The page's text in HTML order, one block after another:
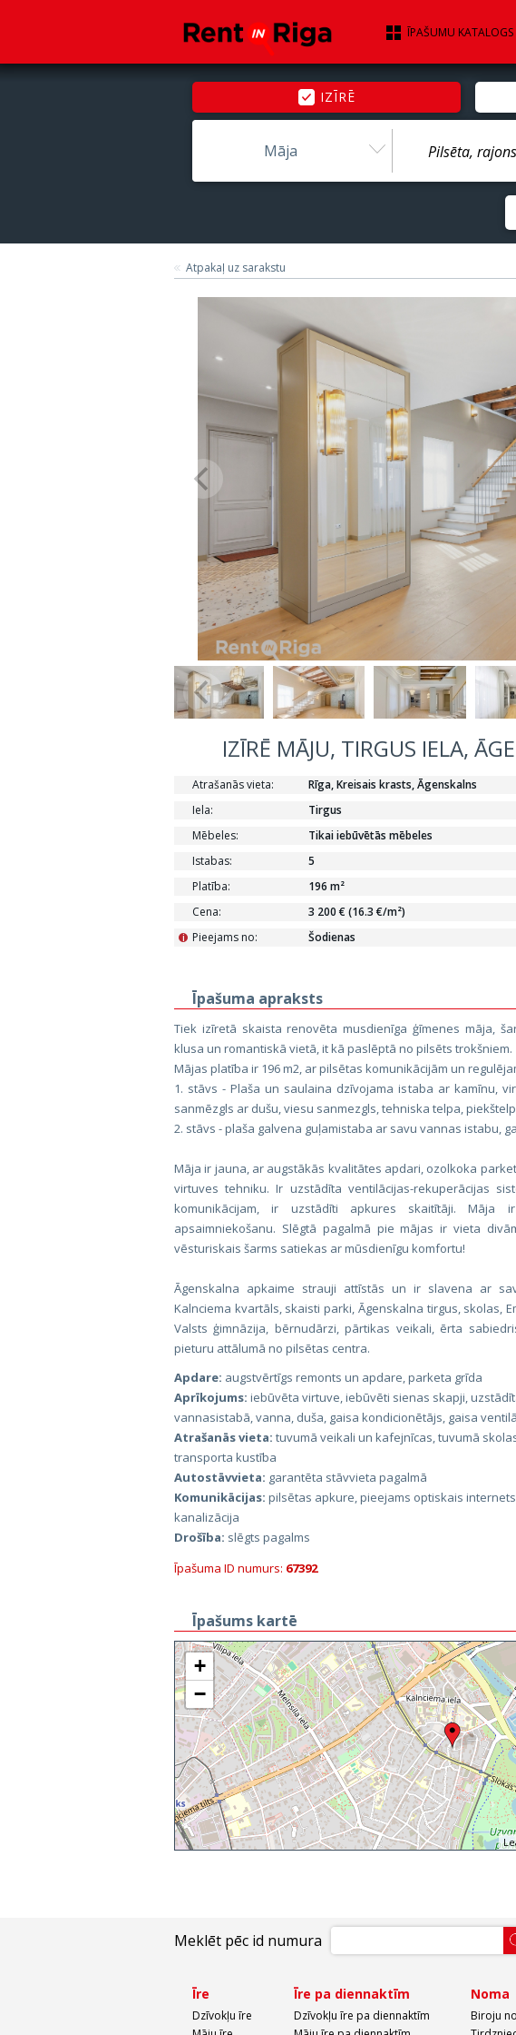
ĪPAŠUMU KATALOGS
IZĪRĒ
Māja
Atpakaļ uz sarakstu
IZĪRĒ MĀJU, TIRGUS IELA,
Atrašanās vieta:
Rīga, Kreisais krasts, Āgenskalns
Iela:
Tirgus
Mēbeles:
Tikai iebūvētās mēbeles
Istabas:
5
Platība:
196 m²
Cena:
3 200 € (16.3 €/m²)
Pieejams no:
i Šodienas
Īpašuma apraksts
Tiek izīretā skaista renovēta musdienīga ģīmenes māja,
klusa un romantiskā vietā, it kā paslēptā no pilsēts trokšniem.
Mājas platība ir 196 m2, ar pilsētas komunikācijām un
1. stāvs - Plaša un saulaina dzīvojama istaba ar kamīnu,
sanmēzgls ar dušu, viesu sanmezgls, tehniska telpa,
2. stāvs - plaša galvena guļamistaba ar savu vannas istabu,
Māja ir jauna, ar augstākās kvalitātes apdari, ozolkoka
virtuves tehniku. Ir uzstādīta ventilācijas-rekuperācijas
komunikācijam, ir uzstādīti apkures skaitītāji.
apsaimniekošanu. Slēgtā pagalmā pie mājas ir vieta
vēsturiskais šarms satiekas ar mūsdienīgu komfortu!
Āgenskalna apkaime strauji attīstās un ir slavena ar
Kalnciema kvartāls, skaisti parki, Āgenskalna tirgus, skolas,
Valsts ģimnāzija, bērnudārzi, pārtikas veikali, ērta
pieturu attālumā no pilsētas centra.
Apdare: augstvērtīgs remonts un apdare, parketa grīda
Aprīkojums: iebūvēta virtuve, iebūvēti sienas skapji,
vannasistabā, vanna, duša, gaisa kondicionētājs, gaisa
Atrašanās vieta: tuvumā veikali un kafejnīcas, tuvumā
transporta kustība
Autostāvvieta: garantēta stāvvieta pagalmā
Komunikācijas: pilsētas apkure, pieejams optiskais
kanalizācija
Drošība: slēgts pagalms
Īpašuma ID numurs: 67392
Īpašums kartē
+
−
Meklēt pēc id numura
Īre
Dzīvokļu īre
Īre pa diennaktīm
Dzīvokļu īre pa diennaktīm
Noma
Biroju